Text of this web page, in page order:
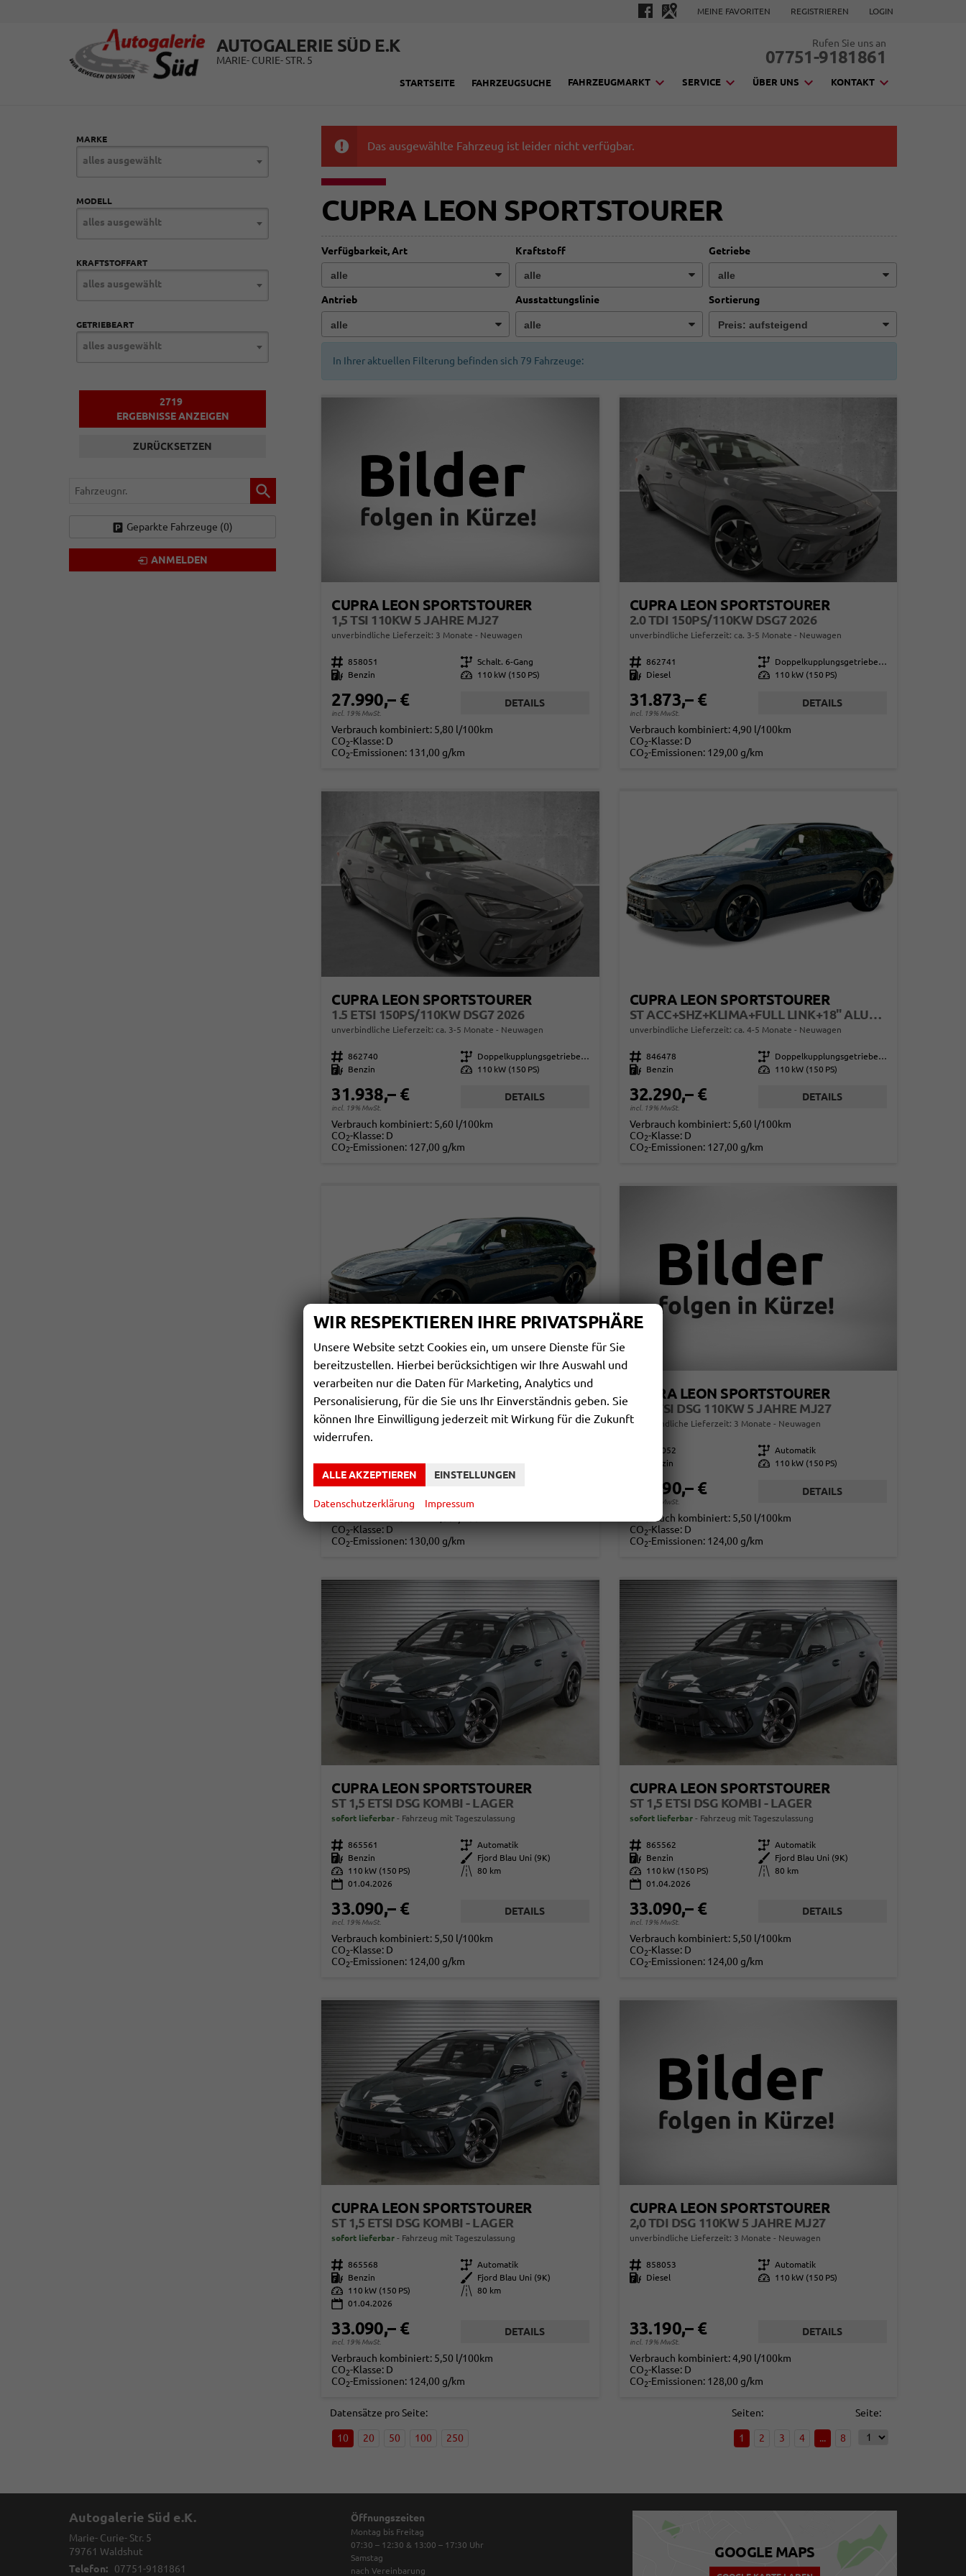
MEINE FAVORITEN REGISTRIEREN LOGIN
AUTOGALERIE SÜD E.K
MARIE- CURIE- STR. 5
Rufen Sie uns an
07751-9181861
STARTSEITE FAHRZEUGSUCHE FAHRZEUGMARKT SERVICE ÜBER UNS KONTAKT
Das ausgewählte Fahrzeug ist leider nicht verfügbar.
CUPRA LEON SPORTSTOURER
Verfügbarkeit, Art Kraftstoff Getriebe
Antrieb Ausstattungslinie Sortierung
In Ihrer aktuellen Filterung befinden sich 79 Fahrzeuge:
CUPRA LEON SPORTSTOURER
1,5 TSI 110KW 5 JAHRE MJ27
unverbindliche Lieferzeit: 3 Monate Neuwagen
Fahrzeugnr. 858051 Getriebe Schalt. 6-Gang
Kraftstoff
Benzin Leistung 110 kW (150 PS)
27.990,– €
incl. 19% MwSt.
DETAILS
Verbrauch kombiniert: 5,80 l/100km
CO2-Klasse: D
CO2-Emissionen: 131,00 g/km
CUPRA LEON SPORTSTOURER
2.0 TDI 150PS/110KW DSG7 2026
unverbindliche Lieferzeit: ca. 3-5 Monate Neuwagen
Fahrzeugnr. 862741 Getriebe
Doppelkupplungsgetriebe (DSG)
Kraftstoff
Diesel Leistung 110 kW (150 PS)
31.873,– €
incl. 19% MwSt.
DETAILS
Verbrauch kombiniert:4,90 l/100km
CO2-Klasse: D
CO2-Emissionen: 129,00 g/km
CUPRA LEON SPORTSTOURER
1.5 ETSI 150PS/110KW DSG7 2026
unverbindliche Lieferzeit: ca. 3-5 Monate Neuwagen
Fahrzeugnr. 862740 Getriebe
Doppelkupplungsgetriebe (DSG)
Kraftstoff
Benzin Leistung 110 kW (150 PS)
31.938,– €
incl. 19% MwSt.
DETAILS
Verbrauch kombiniert: 5,60 l/100km
CO2-Klasse: D
CO2-Emissionen: 127,00 g/km
CUPRA LEON SPORTSTOURER
ST ACC+SHZ+KLIMA+FULL LINK+18" ALU+LED
unverbindliche Lieferzeit: ca. 4-5 Monate Neuwagen
Fahrzeugnr. 846478 Getriebe
Doppelkupplungsgetriebe (DSG)
Kraftstoff
Benzin Leistung 110 kW (150 PS)
32.290,– €
incl. 19% MwSt.
DETAILS
Verbrauch kombiniert: 5,60 l/100km
CO2-Klasse: D
CO2-Emissionen: 127,00 g/km
CUPRA LEON SPORTSTOURER
ST ACC+SHZ+KLIMA+FULL LINK+18" ALU+LED
unverbindliche Lieferzeit: ca. 4-5 Monate Neuwagen
Kraftstoff Diesel
32.590,– €
incl. 19% MwSt.
CO2-Klasse: D
CO2-Emissionen: 130,00 g/km
CUPRA LEON SPORTSTOURER
1,5 ETSI DSG 110KW 5 JAHRE MJ27
unverbindliche Lieferzeit: 3 Monate Neuwagen
858052 Getriebe Automatik
Benzin Leistung 110 kW (150 PS)
32.590,– €
incl. 19% MwSt.
DETAILS
Verbrauch kombiniert: 5,50 l/100km
CO2-Klasse: D
CO2-Emissionen: 124,00 g/km
CUPRA LEON SPORTSTOURER
ST 1,5 ETSI DSG KOMBI - LAGER
sofort lieferbar Fahrzeug mit Tageszulassung
Fahrzeugnr. 865561 Getriebe Automatik
Kraftstoff
Benzin Außenfarbe
Fjord Blau Uni (9K)
Leistung
110 kW (150 PS) Kilometerstand
80 km
01.04.2026
33.090,– €
incl. 19% MwSt.
DETAILS
Verbrauch kombiniert: 5,50 l/100km
CO2-Klasse: D
CO2-Emissionen: 124,00 g/km
CUPRA LEON SPORTSTOURER
ST 1,5 ETSI DSG KOMBI - LAGER
sofort lieferbar Fahrzeug mit Tageszulassung
Fahrzeugnr. 865562 Getriebe Automatik
Kraftstoff
Benzin Außenfarbe
Fjord Blau Uni (9K)
Leistung
110 kW (150 PS) Kilometerstand
80 km
01.04.2026
33.090,– €
incl. 19% MwSt.
DETAILS
Verbrauch kombiniert: 5,50 l/100km
CO2-Klasse: D
CO2-Emissionen: 124,00 g/km
CUPRA LEON SPORTSTOURER
ST 1,5 ETSI DSG KOMBI - LAGER
sofort lieferbar Fahrzeug mit Tageszulassung
Fahrzeugnr. 865568 Getriebe Automatik
Kraftstoff
Benzin Außenfarbe
Fjord Blau Uni (9K)
Leistung
110 kW (150 PS) Kilometerstand
80 km
01.04.2026
33.090,– €
incl. 19% MwSt.
DETAILS
Verbrauch kombiniert: 5,50 l/100km
CO2-Klasse: D
CO2-Emissionen: 124,00 g/km
CUPRA LEON SPORTSTOURER
2,0 TDI DSG 110KW 5 JAHRE MJ27
unverbindliche Lieferzeit: 3 Monate Neuwagen
Fahrzeugnr. 858053 Getriebe Automatik
Kraftstoff
Diesel Leistung 110 kW (150 PS)
33.190,– €
incl. 19% MwSt.
DETAILS
Verbrauch kombiniert:4,90 l/100km
CO2-Klasse: D
CO2-Emissionen: 128,00 g/km
Datensätze pro Seite:
10 20 50 100 250
Seite:
Seiten:
1 2 3 4 ... 8
MARKE
alles ausgewählt
MODELL
alles ausgewählt
KRAFTSTOFFART
alles ausgewählt
GETRIEBEART
alles ausgewählt
2719
ERGEBNISSE ANZEIGEN
ZURÜCKSETZEN
Fahrzeugnr.
Geparkte Fahrzeuge (0)
ANMELDEN
Autogalerie Süd e.K.
Marie- Curie- Str. 5
79761 Waldshut
Telefon:
07751-9181861
Öffnungszeiten
Montag bis Freitag
07:30 – 12:30 & 13:00 – 17:30 Uhr
Samstag
nach Vereinbarung
GOOGLE MAPS
WIR RESPEKTIEREN IHRE PRIVATSPHÄRE
Unsere Website setzt Cookies ein, um unsere Dienste für Sie
bereitzustellen. Hierbei berücksichtigen wir Ihre Auswahl und
verarbeiten nur die Daten für Marketing, Analytics und
Personalisierung, für die Sie uns Ihr Einverständnis geben. Sie
können Ihre Einwilligung jederzeit mit Wirkung für die Zukunft
widerrufen.
ALLE AKZEPTIEREN EINSTELLUNGEN
Datenschutzerklärung Impressum